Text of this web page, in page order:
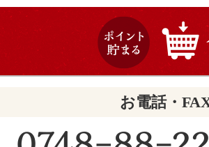
お電話・